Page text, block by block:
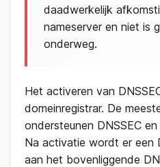
daadwerkelijk
nameserver en niet is
onderweg.
Het activeren van
domeinregistrar. De
ondersteunen DNSSEC
Na activatie wordt er een
aan het bovenliggende